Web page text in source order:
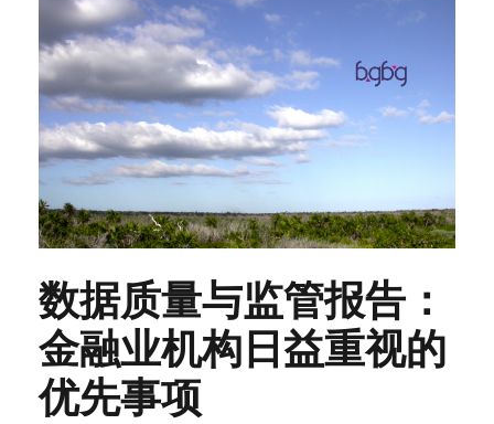
数据质量与监管报告：
金融业机构日益重视的
优先事项